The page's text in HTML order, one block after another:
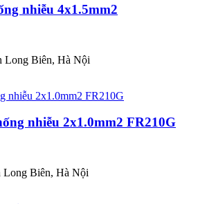
nhiễu 4x1.5mm2
Long Biên, Hà Nội
nhiễu 2x1.0mm2 FR210G
Long Biên, Hà Nội